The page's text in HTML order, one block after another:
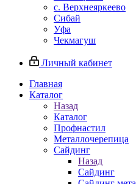
с. Верхнеяркеево
Сибай
Уфа
Чекмагуш
Личный кабинет
Главная
Каталог
Назад
Каталог
Профнастил
Металлочерепица
Сайдинг
Назад
Сайдинг